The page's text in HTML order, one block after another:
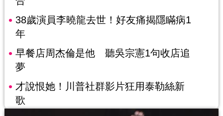
38歲演員李曉龍去世！好友痛揭隱瞞病1
年
早餐店周杰倫是他 聽吳宗憲1句收店追
夢
才說恨她！川普社群影片狂用泰勒絲新
歌